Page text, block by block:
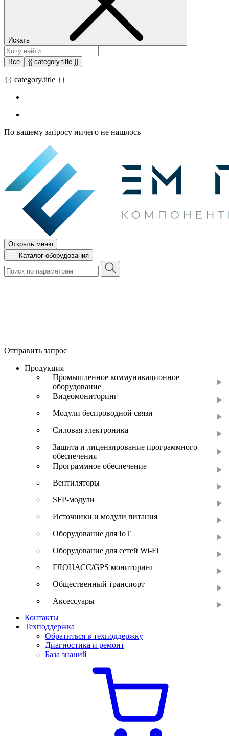
Искать
Все {{ category.title }}
{{ category.title }}
По вашему запросу ничего не нашлось
Открыть меню
Каталог оборудования
Отправить запрос
Продукция
Промышленное коммуникационное
оборудование
Видеомониторинг
Модули беспроводной связи
Силовая электроника
Защита и лицензирование программного
обеспечения
Программное обеспечение
Вентиляторы
SFP-модули
Источники и модули питания
Оборудование для IoT
Оборудование для сетей Wi-Fi
ГЛОНАСС/GPS мониторинг
Общественный транспорт
Аксессуары
Контакты
Техподдержка
Обратиться в техподдержку
Диагностика и ремонт
База знаний